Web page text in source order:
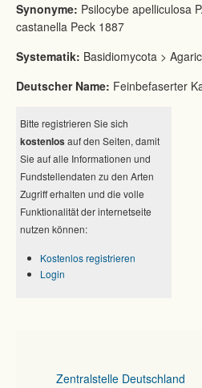
Synonyme: Psilocybe apelliculosa
castanella Peck 1887
Systematik: Basidiomycota >
Deutscher Name: Feinbefaserter
Bitte registrieren Sie sich
kostenlos auf den Seiten, damit
Sie auf alle Informationen und
Fundstellendaten zu den Arten
Zugriff erhalten und die volle
Funktionalität der internetseite
nutzen können:
Kostenlos registrieren
Login
Zentralstelle Deutschland